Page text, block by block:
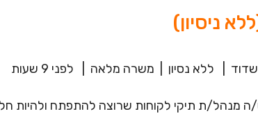
ניסיון)
ללא נסיון משרה מלאה לפני 9 שעות
מנהל/ת תיקי לקוחות שרוצה להתפתח ולהיות